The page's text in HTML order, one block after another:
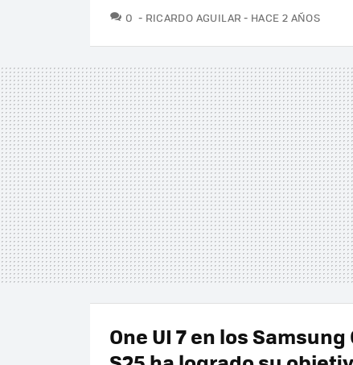
0 COMENTARIOS
RICARDO AGUILAR HACE 2 AÑOS
One UI 7 en los Samsung